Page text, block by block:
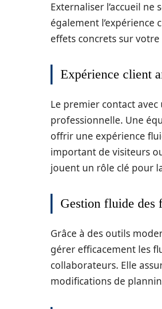
Externaliser l’accueil
également l’expérience
effets concrets sur
Expérience client
Le premier contact
professionnelle. Une
offrir une expérience
important de visiteurs
jouent un rôle clé pour
Gestion fluide des
Grâce à des outils
gérer efficacement les
collaborateurs. Elle
modifications de